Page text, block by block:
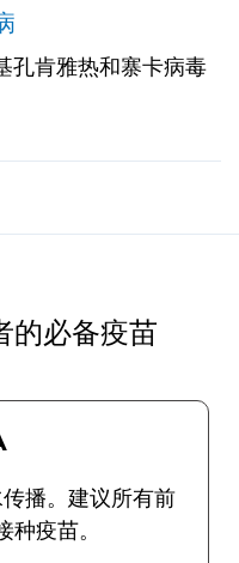
孔肯雅热和寨卡病毒
与农村地区相比，
险更大。旅行者的
留区域、停留时间、
论。旅行者遵守昆虫
选择和使用驱虫剂的
的必备疫苗
播。建议所有前
疫苗。